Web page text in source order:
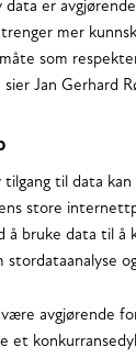
data er
mer
som
Jan Gerhard
tilgang til data
store
å bruke data til å
stordataanalyse
avgjørende
et